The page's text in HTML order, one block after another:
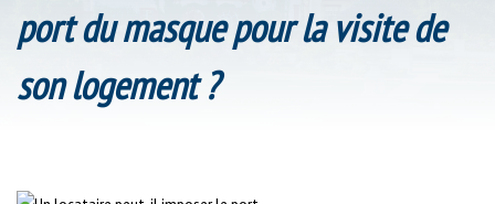
port du masque pour la visite de
son logement ?